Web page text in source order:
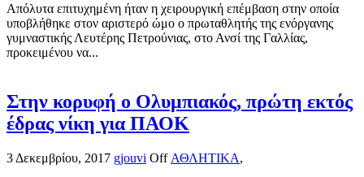
Απόλυτα επιτυχημένη ήταν η χειρουργική επέμβαση στην οποία
υποβλήθηκε στον αριστερό ώμο ο πρωταθλητής της ενόργανης
γυμναστικής Λευτέρης Πετρούνιας, στο Ανσί της Γαλλίας,
προκειμένου να...
Στην κορυφή ο Ολυμπιακός, πρώτη εκτός
έδρας νίκη για ΠΑΟΚ
3 Δεκεμβρίου, 2017 gjouvi Off ΑΘΛΗΤΙΚΑ,